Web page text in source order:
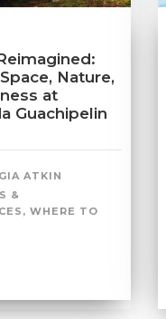
Nature,
at
Guachipelin
ATKIN
&
, WHERE TO